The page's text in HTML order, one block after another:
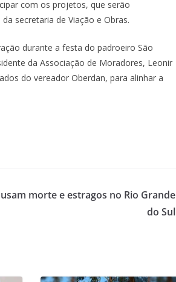
com os projetos, que serão
secretaria de Viação e Obras.
durante a festa do padroeiro São
da Associação de Moradores, Leonir
do vereador Oberdan, para alinhar a
morte e estragos no Rio Grande
do Sul